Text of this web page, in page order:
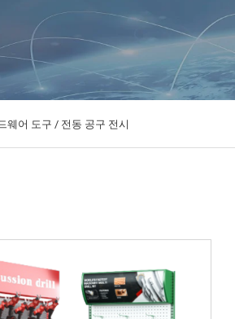
웨어 도구 / 전동 공구 전시